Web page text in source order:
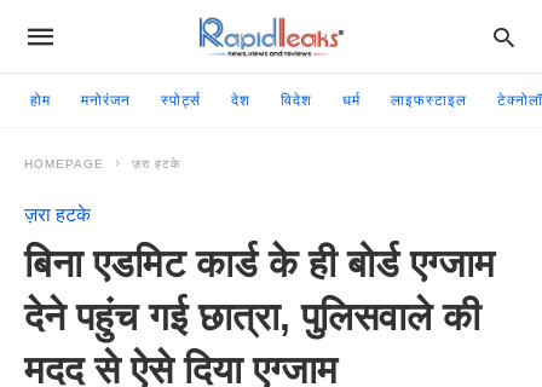
होम मनोरंजन स्पोर्ट्स देश विदेश धर्म लाइफस्टाइल
HOMEPAGE ज़रा हटके
ज़रा हटके
बिना एडमिट कार्ड के ही बोर्ड एग्जाम
देने पहुंच गई छात्रा, पुलिसवाले की
मदद से ऐसे दिया एग्जाम